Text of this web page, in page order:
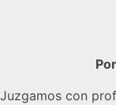
Juzgamos con